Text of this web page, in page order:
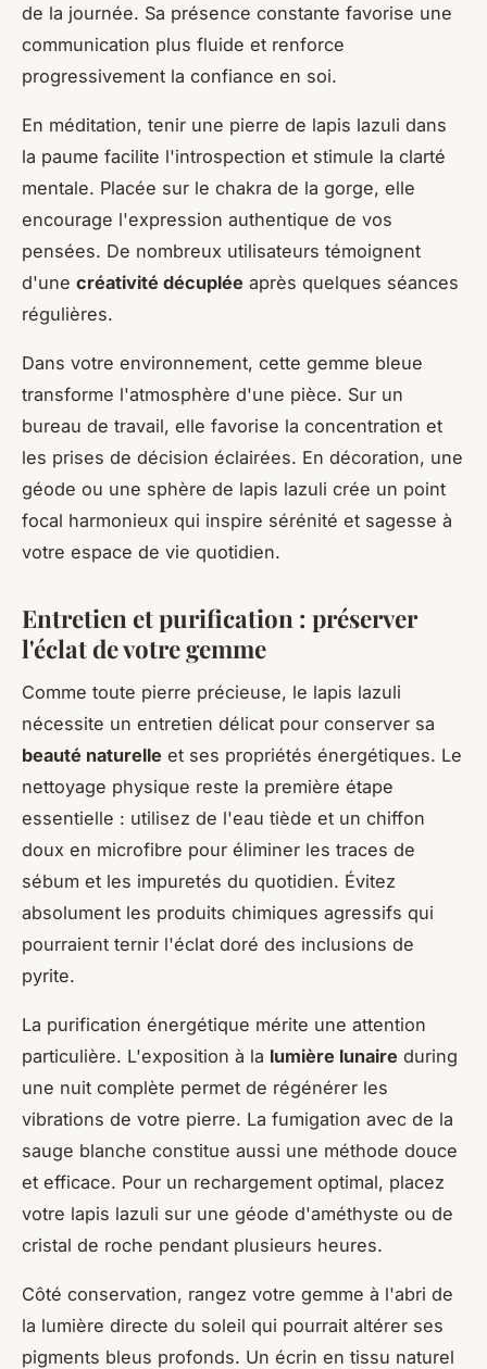
de la journée. Sa présence constante favorise une
communication plus fluide et renforce
progressivement la confiance en soi.
En méditation, tenir une pierre de lapis lazuli dans
la paume facilite l'introspection et stimule la clarté
mentale. Placée sur le chakra de la gorge, elle
encourage l'expression authentique de vos
pensées. De nombreux utilisateurs témoignent
d'une créativité décuplée après quelques séances
régulières.
Dans votre environnement, cette gemme bleue
transforme l'atmosphère d'une pièce. Sur un
bureau de travail, elle favorise la concentration et
les prises de décision éclairées. En décoration, une
géode ou une sphère de lapis lazuli crée un point
focal harmonieux qui inspire sérénité et sagesse à
votre espace de vie quotidien.
Entretien et purification : préserver
l'éclat de votre gemme
Comme toute pierre précieuse, le lapis lazuli
nécessite un entretien délicat pour conserver sa
beauté naturelle et ses propriétés énergétiques. Le
nettoyage physique reste la première étape
essentielle : utilisez de l'eau tiède et un chiffon
doux en microfibre pour éliminer les traces de
sébum et les impuretés du quotidien. Évitez
absolument les produits chimiques agressifs qui
pourraient ternir l'éclat doré des inclusions de
pyrite.
La purification énergétique mérite une attention
particulière. L'exposition à la lumière lunaire during
une nuit complète permet de régénérer les
vibrations de votre pierre. La fumigation avec de la
sauge blanche constitue aussi une méthode douce
et efficace. Pour un rechargement optimal, placez
votre lapis lazuli sur une géode d'améthyste ou de
cristal de roche pendant plusieurs heures.
Côté conservation, rangez votre gemme à l'abri de
la lumière directe du soleil qui pourrait altérer ses
pigments bleus profonds. Un écrin en tissu naturel